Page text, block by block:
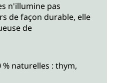
n'illumine pas
de façon durable, elle
de
naturelles : thym,